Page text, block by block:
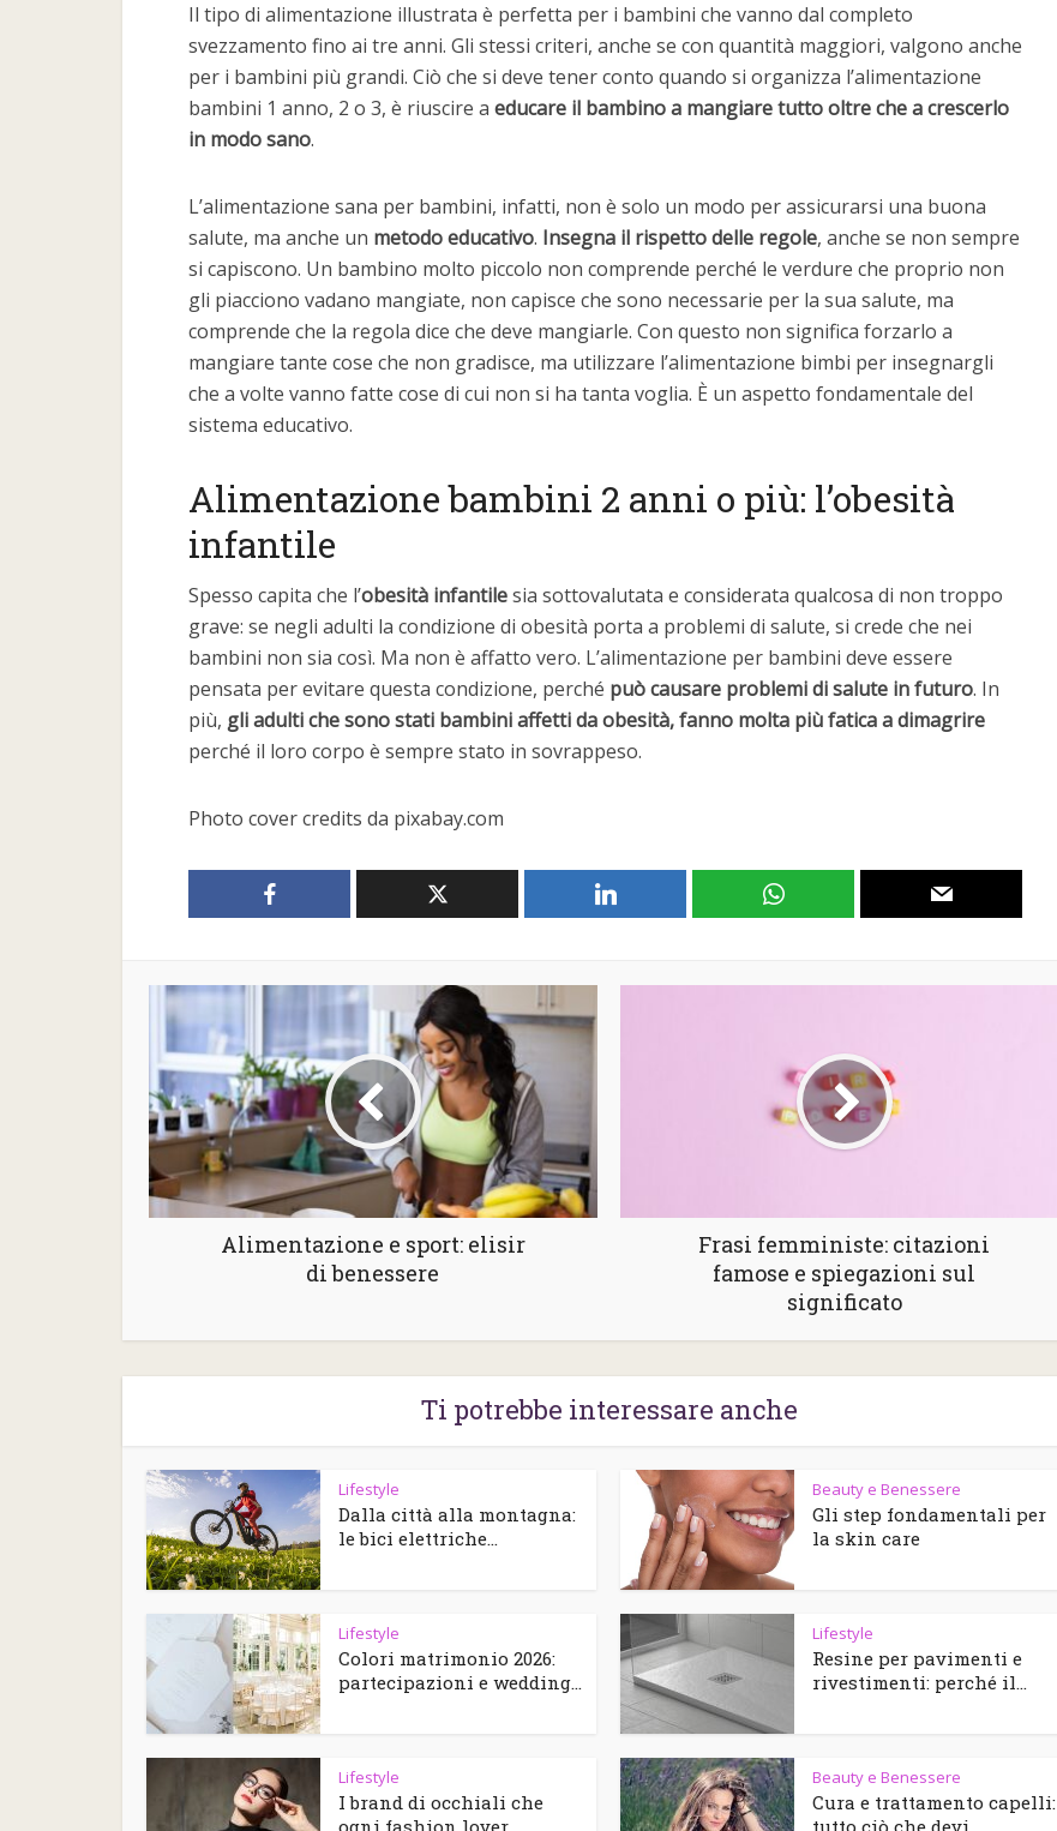
Il tipo di alimentazione illustrata è perfetta per i bambini che vanno dal completo
svezzamento fino ai tre anni. Gli stessi criteri, anche se con quantità maggiori, valgono anche
per i bambini più grandi. Ciò che si deve tener conto quando si organizza l’alimentazione
bambini 1 anno, 2 o 3, è riuscire a educare il bambino a mangiare tutto oltre che a crescerlo
in modo sano.
L’alimentazione sana per bambini, infatti, non è solo un modo per assicurarsi una buona
salute, ma anche un metodo educativo. Insegna il rispetto delle regole, anche se non sempre
si capiscono. Un bambino molto piccolo non comprende perché le verdure che proprio non
gli piacciono vadano mangiate, non capisce che sono necessarie per la sua salute, ma
comprende che la regola dice che deve mangiarle. Con questo non significa forzarlo a
mangiare tante cose che non gradisce, ma utilizzare l’alimentazione bimbi per insegnargli
che a volte vanno fatte cose di cui non si ha tanta voglia. È un aspetto fondamentale del
sistema educativo.
Alimentazione bambini 2 anni o più: l’obesità
infantile
Spesso capita che l’obesità infantilesia sottovalutata e considerata qualcosa di non troppo
grave: se negli adulti la condizione di obesità porta a problemi di salute, si crede che nei
bambini non sia così. Ma non è affatto vero. L’alimentazione per bambini deve essere
pensata per evitare questa condizione, perché può causare problemi di salute in futuro. In
più, gli adulti che sono stati bambini affetti da obesità, fanno molta più fatica a dimagrire
perché il loro corpo è sempre stato in sovrappeso.
Photo cover credits da pixabay.com
Alimentazione e sport: elisir
di benessere
Frasi femministe: citazioni
famose e spiegazioni sul
significato
Ti potrebbe interessare anche
Lifestyle
Dalla città alla montagna:
le bici elettriche...
Beauty e Benessere
Gli step fondamentali per
la skin care
Lifestyle
Colori matrimonio 2026:
partecipazioni e wedding...
Lifestyle
Resine per pavimenti e
rivestimenti: perché il...
Lifestyle
I brand di occhiali che
Beauty e Benessere
Cura e trattamento capelli: